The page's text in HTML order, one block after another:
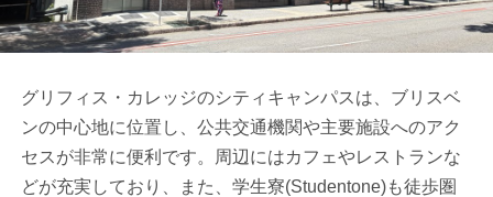
グリフィス・カレッジのシティキャンパスは、ブリスベ
ンの中心地に位置し、公共交通機関や主要施設へのアク
セスが非常に便利です。周辺にはカフェやレストランな
どが充実しており、また、学生寮(Studentone)も徒歩圏